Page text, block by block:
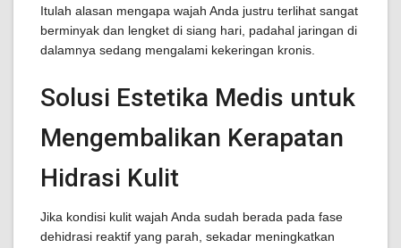
Itulah alasan mengapa wajah Anda justru terlihat sangat
berminyak dan lengket di siang hari, padahal jaringan di
dalamnya sedang mengalami kekeringan kronis.
Solusi Estetika Medis untuk
Mengembalikan Kerapatan
Hidrasi Kulit
Jika kondisi kulit wajah Anda sudah berada pada fase
dehidrasi reaktif yang parah, sekadar meningkatkan